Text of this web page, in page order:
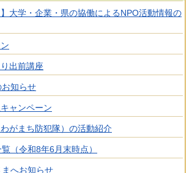
】大学・企業・県の協働によるNPO活動情報の
出前講座
知らせ
ャンペーン
がまち防犯隊）の活動紹介
（令和8年6月末時点）
へお知らせ